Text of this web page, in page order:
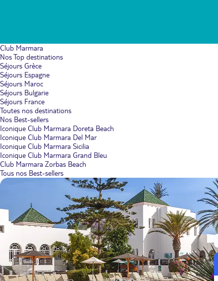
Club Marmara
Nos Top destinations
Séjours Grèce
Séjours Espagne
Séjours Maroc
Séjours Bulgarie
Séjours France
Toutes nos destinations
Nos Best-sellers
Iconique Club Marmara Doreta Beach
Iconique Club Marmara Del Mar
Iconique Club Marmara Sicilia
Iconique Club Marmara Grand Bleu
Club Marmara Zorbas Beach
Tous nos Best-sellers